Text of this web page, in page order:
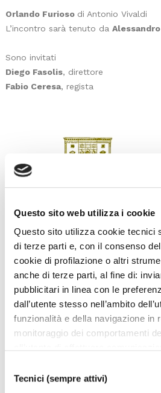
Questo sito web utilizza i cookie
Questo sito utilizza cookie tecnici
di terze parti e, con il consenso
cookie di profilazione o altri
anche di terze parti, al fine di:
pubblicitari in linea con le
dall’utente stesso nell’ambito
funzionalità e della navigazione in
monitoraggio dei comportamenti
TUTTI”, l’utente acconsente
delTecnici (sempre attivi)
Orlando Furioso di Antonio Vivaldi
L’incontro sarà tenuto da
Sono invitati
Diego Fasolis, direttore
Fabio Ceresa, regista
SCARICA LOCANDINA
I prossimi eventi
Gli appuntamenti della settimana